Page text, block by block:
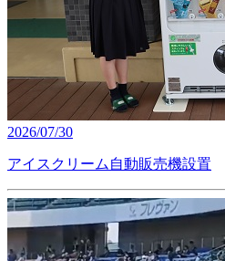
2026/07/30
アイスクリーム自動販売機設置